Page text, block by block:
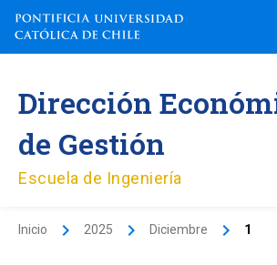
contenido
Dirección
de Gestión
Escuela de Ingeniería
Inicio 2025 Diciembre 1